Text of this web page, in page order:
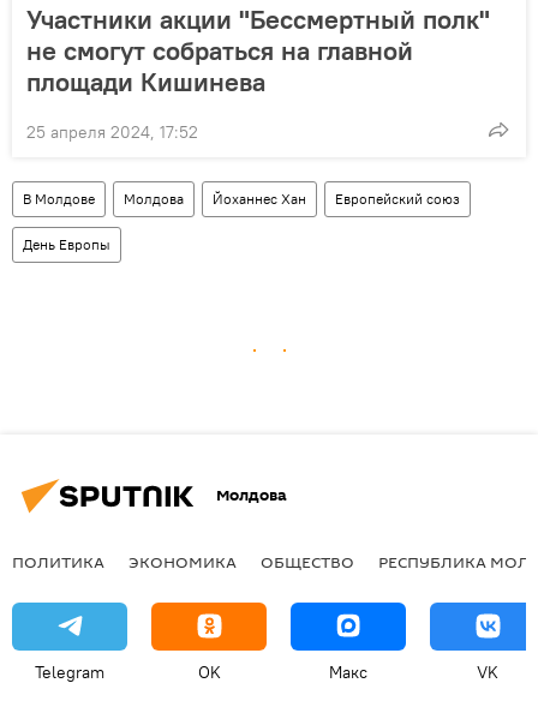
Участники акции "Бессмертный полк"
не смогут собраться на главной
площади Кишинева
25 апреля 2024, 17:52
В Молдове Молдова Йоханнес Хан Европейский союз
День Европы
Молдова
ПОЛИТИКА ЭКОНОМИКА ОБЩЕСТВО РЕСПУБЛИКА
Telegram OK Макс VK